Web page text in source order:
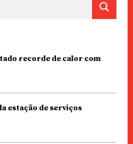
recorde de calor com
estação de serviços